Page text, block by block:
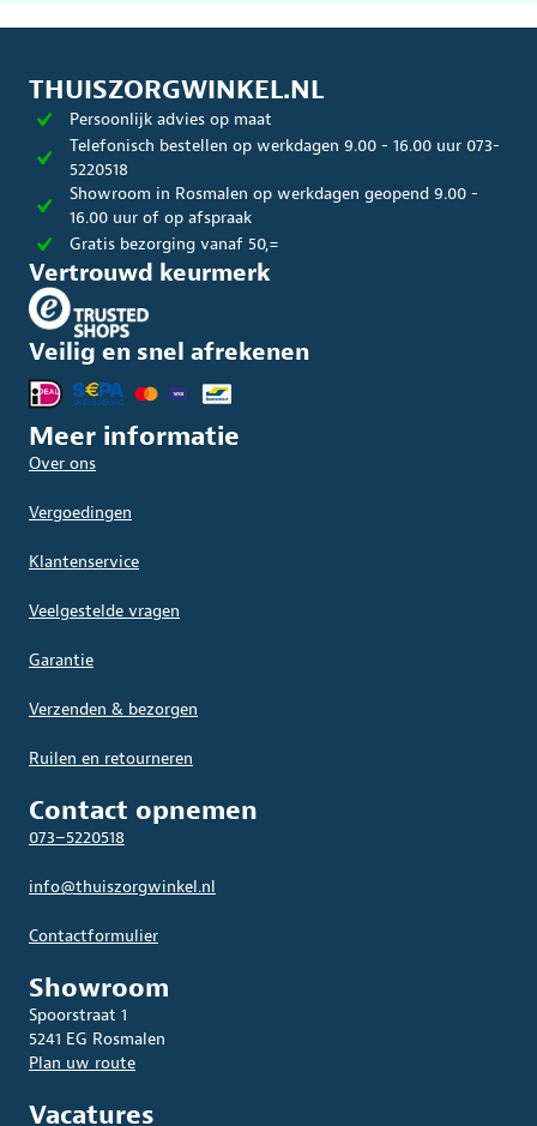
THUISZORGWINKEL.NL
Persoonlijk advies op maat
Telefonisch bestellen op werkdagen 9.00 - 16.00 uur 073-
5220518
Showroom in Rosmalen op werkdagen geopend 9.00 -
16.00 uur of op afspraak
Gratis bezorging vanaf 50,=
Vertrouwd keurmerk
Veilig en snel afrekenen
Meer informatie
Over ons
Vergoedingen
Klantenservice
Veelgestelde vragen
Garantie
Verzenden & bezorgen
Ruilen en retourneren
Contact opnemen
073–5220518
info@thuiszorgwinkel.nl
Contactformulier
Showroom
Spoorstraat 1
5241 EG Rosmalen
Plan uw route
Vacatures